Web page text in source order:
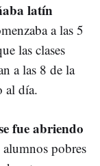
latín
a las 5
las clases
a las 8 de la
al día.
fue abriendo
pobres